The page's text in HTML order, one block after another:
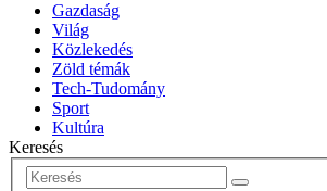
Gazdaság
Világ
Közlekedés
Zöld témák
Tech-Tudomány
Sport
Kultúra
Keresés